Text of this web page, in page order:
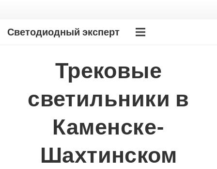
Светодиодный эксперт
Трековые
светильники в
Каменске-
Шахтинском